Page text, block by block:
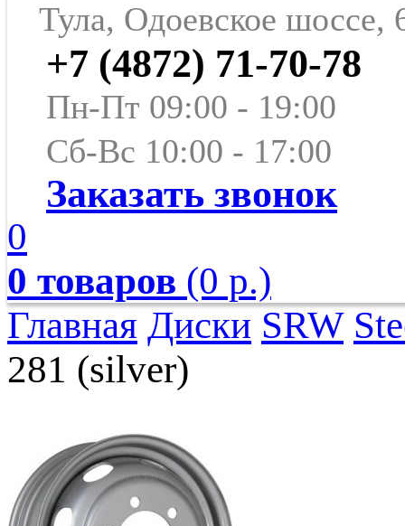
Тула, Одоевское шоссе,
+7 (4872) 71-70-78
Пн-Пт 09:00 - 19:00
Сб-Вс 10:00 - 17:00
Заказать звонок
0
0 товаров (0 р.)
Главная Диски SRW
281 (silver)